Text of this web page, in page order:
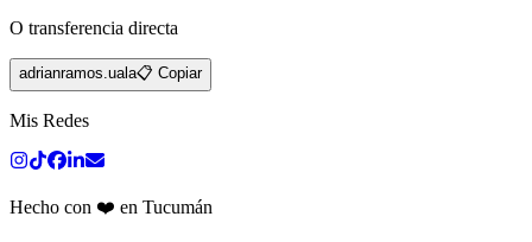
O transferencia directa
adrianramos.uala📋 Copiar
Mis Redes
Hecho con ❤️ en Tucumán